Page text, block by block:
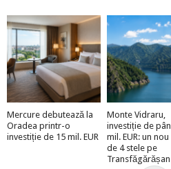
Mercure debutează la
Oradea printr-o
investiție de 15 mil. EUR
Monte Vidraru,
investiție de
mil. EUR: un nou
de 4 stele pe
Transfăgărășan